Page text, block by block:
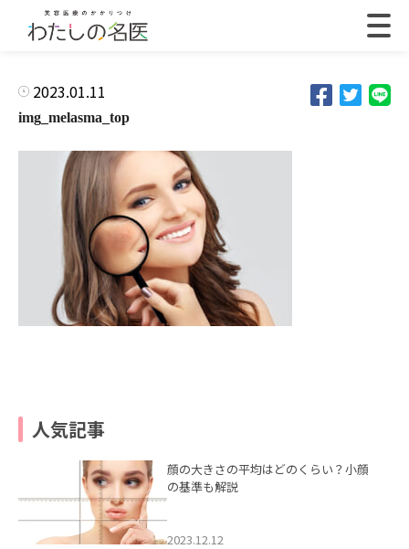
2023.01.11
img_melasma_top
人気記事
顔の大きさの平均はどのくらい？小顔
の基準も解説
2023.12.12